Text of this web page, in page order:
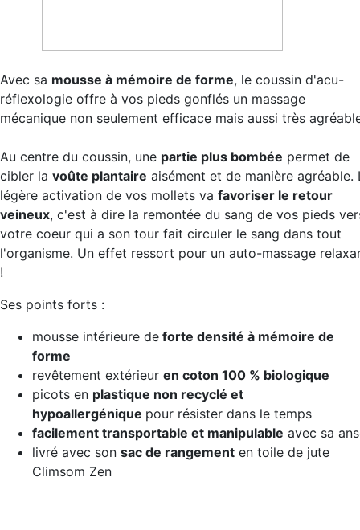
Avec sa mousse à mémoire de forme, le coussin d'acu-
réflexologie offre à vos pieds gonflés un massage
mécanique non seulement efficace mais aussi très
Au centre du coussin, une partie plus bombée permet de
cibler la voûte plantaire aisément et de manière agréable.
légère activation de vos mollets va favoriser le retour
veineux, c'est à dire la remontée du sang de vos pieds
votre coeur qui a son tour fait circuler le sang dans tout
l'organisme. Un effet ressort pour un auto-massage
!
Ses points forts :
mousse intérieure de forte densité à mémoire de
forme
revêtement extérieur en coton 100 % biologique
picots en plastique non recyclé et
hypoallergénique pour résister dans le temps
facilement transportable et manipulable avec sa
livré avec son sac de rangement en toile de jute
Climsom Zen